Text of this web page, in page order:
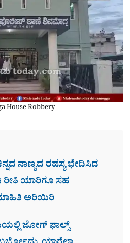
House Robbery
ನಾಣ್ಯದ ರಹಸ್ಯ ಭೇದಿಸಿದ
ರೀತಿ ಯಾರಿಗೂ ಸಹ
ಅರಿಯಿರಿ
ಜೋಗ್​ ಫಾಲ್ಸ್​